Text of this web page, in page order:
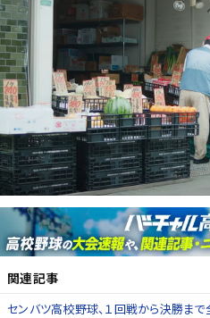
関連記事
センバツ高校野球、１回戦から決勝まで